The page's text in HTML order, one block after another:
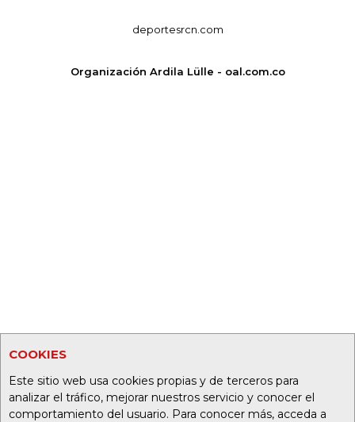
COOKIES
Este sitio web usa cookies propias y de terceros para
analizar el tráfico, mejorar nuestros servicio y conocer el
comportamiento del usuario. Para conocer más, acceda a
deportesrcn.com
Organización Ardila Lülle - oal.com.co